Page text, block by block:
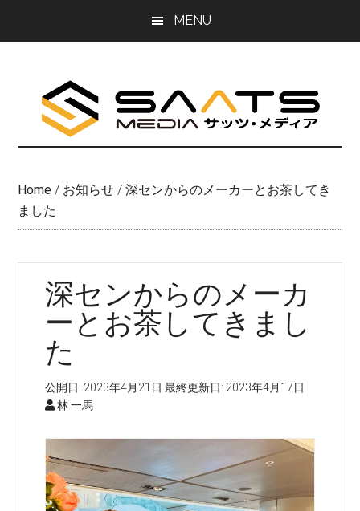
MENU
Home / お知らせ / 深センからのメーカーとお茶してき
ました
深センからのメーカ
ーとお茶してきまし
た
公開日: 2023年4月21日 最終更新日: 2023年4月17日
林 一馬